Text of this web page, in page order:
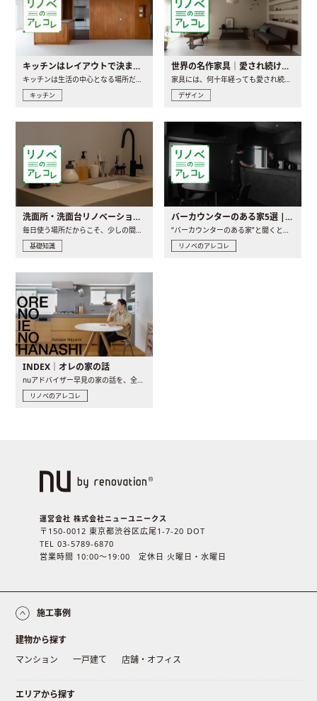
キッチンはレイアウトで決まる。後悔しないための考え方と選び方
キッチンは生活の中心となる場所だからこそ、家の中のどこに置..
キッチン
世界の名作家具｜愛され続ける理由と一生モノとの出会い方
家具には、何十年経っても愛され続ける「名作」と呼ばれるもの..
デザイン
洗面所・洗面台リノベーションの事例と間取りアイデア
基礎知識
バーカウンターのある家5選 | 日常に馴染む“距離の近い”キッチンとは
リノベのアレコレ
INDEX｜オレの家の話
nuアドバイザー早見の家の話を、全4話でお届け。リノベーションを..
リノベのアレコレ
運営会社 株式会社ニューユニークス
〒150-0012 東京都渋谷区広尾1-7-20 DOT
TEL 03-5789-6870
営業時間 10:00〜19:00 定休日 火曜日・水曜日
施工事例
建物から探す
マンション
一戸建て 店舗・オフィス
エリアから探す